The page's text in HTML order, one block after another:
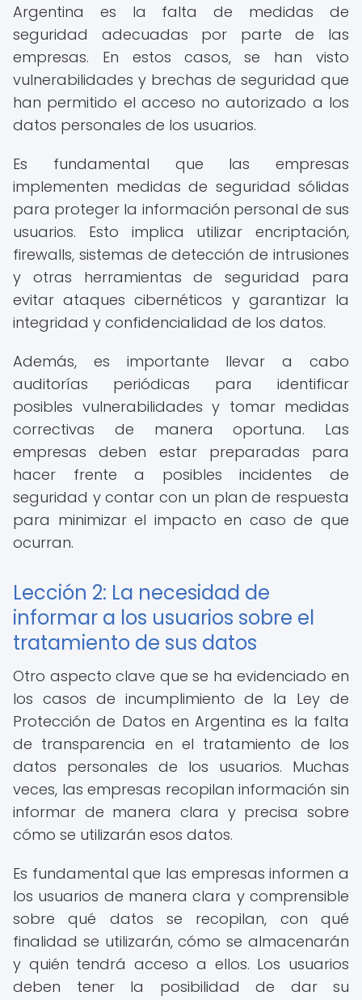
Argentina es la falta de medidas de
seguridad adecuadas por parte de las
empresas. En estos casos, se han visto
vulnerabilidades y brechas de seguridad que
han permitido el acceso no autorizado a los
datos personales de los usuarios.
Es fundamental que las empresas
implementen medidas de seguridad sólidas
para proteger la información personal de sus
usuarios. Esto implica utilizar encriptación,
firewalls, sistemas de detección de intrusiones
y otras herramientas de seguridad para
evitar ataques cibernéticos y garantizar la
integridad y confidencialidad de los datos.
Además, es importante llevar a cabo
auditorías periódicas para identificar
posibles vulnerabilidades y tomar medidas
correctivas de manera oportuna. Las
empresas deben estar preparadas para
hacer frente a posibles incidentes de
seguridad y contar con un plan de respuesta
para minimizar el impacto en caso de que
ocurran.
Lección 2: La necesidad de
informar a los usuarios sobre el
tratamiento de sus datos
Otro aspecto clave que se ha evidenciado en
los casos de incumplimiento de la Ley de
Protección de Datos en Argentina es la falta
de transparencia en el tratamiento de los
datos personales de los usuarios. Muchas
veces, las empresas recopilan información sin
informar de manera clara y precisa sobre
cómo se utilizarán esos datos.
Es fundamental que las empresas informen a
los usuarios de manera clara y comprensible
sobre qué datos se recopilan, con qué
finalidad se utilizarán, cómo se almacenarán
y quién tendrá acceso a ellos. Los usuarios
deben tener la posibilidad de dar su